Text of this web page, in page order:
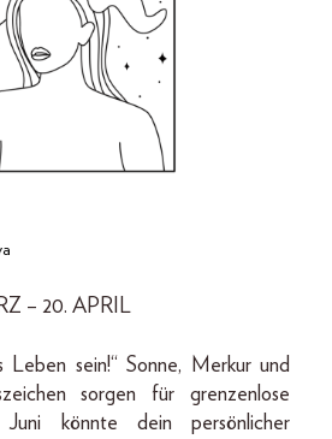
– 20. APRIL
Leben sein!“ Sonne, Merkur und
sorgen für grenzenlose
könnte dein persönlicher